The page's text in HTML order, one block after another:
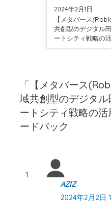
2024年2月1日
【メタバース
共創型のデジタル
ートシティ戦略の
「【メタバース
域共創型のデジタ
ートシティ戦略の
ードバック
AZIZ
2024年2月2日